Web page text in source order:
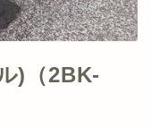
)（2BK-